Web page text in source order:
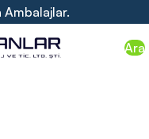
Ambalajlar.
Ara